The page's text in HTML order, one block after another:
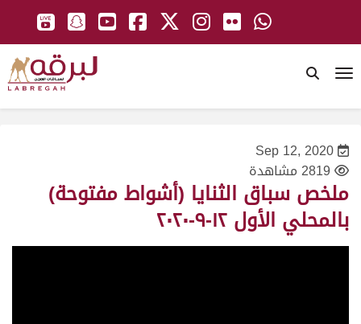
Sep 12, 2020
2819 مشاهدة
ملخص سباق الثنايا (أشواط مفتوحة)
بالمحلي الأول ١٢-٩-٢٠٢٠